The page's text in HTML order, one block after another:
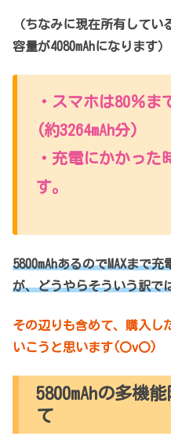
（ちなみに現在所有して
容量が4080mAhになります）
・スマホは80％ま
(約3264mAh分)
・充電にかかった
す。
5800mAhあるのでMAXまで
が、どうやらそういう訳で
その辺りも含めて、購入し
いこうと思います(〇v〇)
5800mAhの多機
て